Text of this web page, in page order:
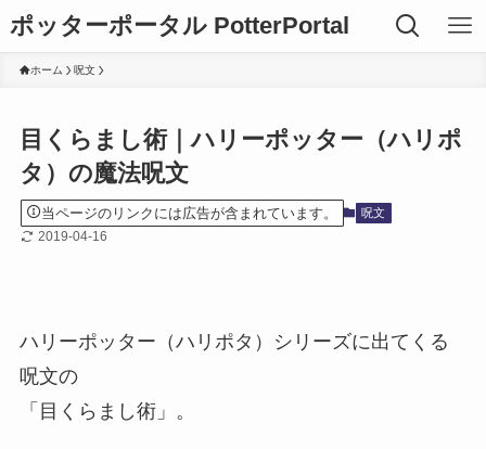
ポッターポータル PotterPortal
ホーム 呪文
目くらまし術｜ハリーポッター（ハリポ
タ）の魔法呪文
当ページのリンクには広告が含まれています。 呪文
2019-04-16
ハリーポッター（ハリポタ）シリーズに出てくる
呪文の
「目くらまし術」。